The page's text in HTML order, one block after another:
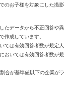
のお子様を対象にした撮影
たデータから不正回答や異
作成しています。
ては有効回答者数が規定人
おいては有効回答者数が規
合が基準値以下の企業がラ